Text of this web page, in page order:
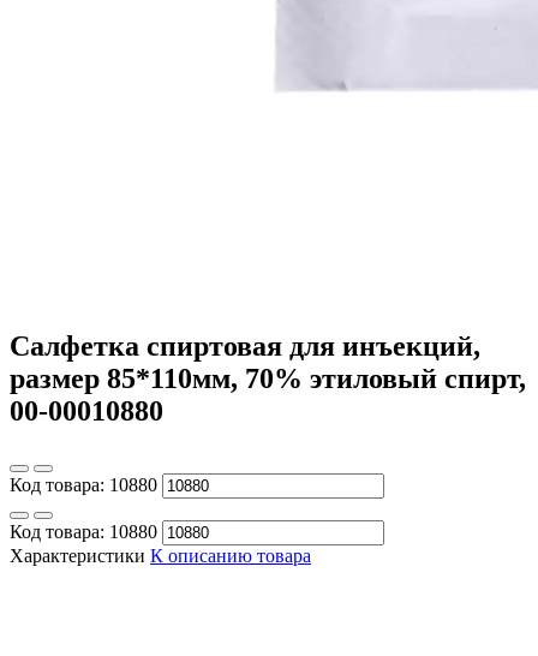
Салфетка спиртовая для инъекций,
размер 85*110мм, 70% этиловый спирт,
00-00010880
Код товара: 10880
Код товара: 10880
Характеристики К описанию товара